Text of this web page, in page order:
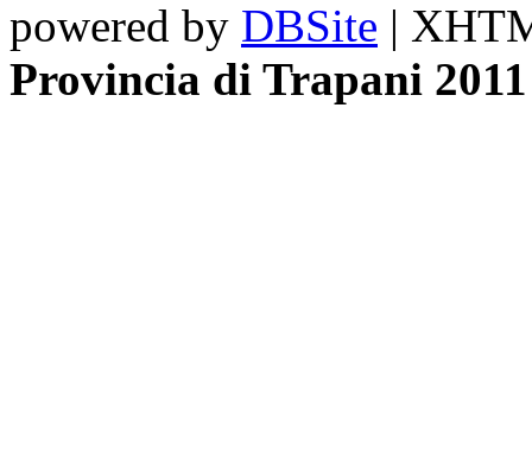
powered by DBSite |
Provincia di Trapani 2011